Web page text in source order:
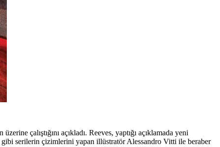
çalıştığını açıkladı. Reeves, yaptığı açıklamada yeni
gibi serilerin çizimlerini yapan illüstratörAlessandro Vitti ile beraber